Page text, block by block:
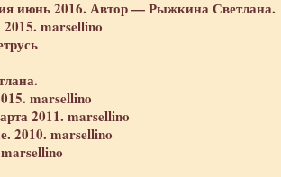
июнь 2016. Автор — Рыжкина Светлана.
marsellino
marsellino
2011. marsellino
2010. marsellino